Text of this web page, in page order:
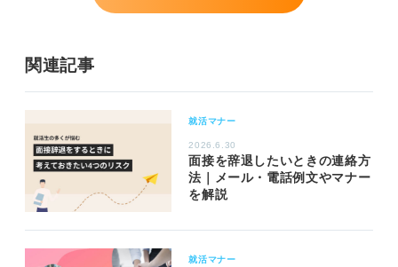
関連記事
就活マナー
2026.6.30
面接を辞退したいときの連絡方
法｜メール・電話例文やマナー
を解説
就活マナー